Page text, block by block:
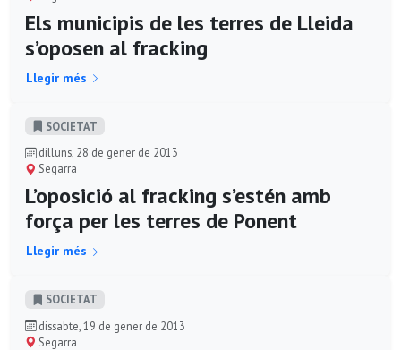
Els municipis de les terres de Lleida
s’oposen al fracking
Llegir més
SOCIETAT
dilluns, 28 de gener de 2013
Segarra
L’oposició al fracking s’estén amb
força per les terres de Ponent
Llegir més
SOCIETAT
dissabte, 19 de gener de 2013
Segarra